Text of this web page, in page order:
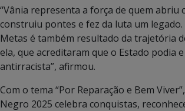
“Vânia representa a força de quem abriu
construiu pontes e fez da luta um legado.
Metas é também resultado da trajetória
ela, que acreditaram que o Estado podia
antirracista”, afirmou.
Com o tema “Por Reparação e Bem
Negro 2025 celebra conquistas,